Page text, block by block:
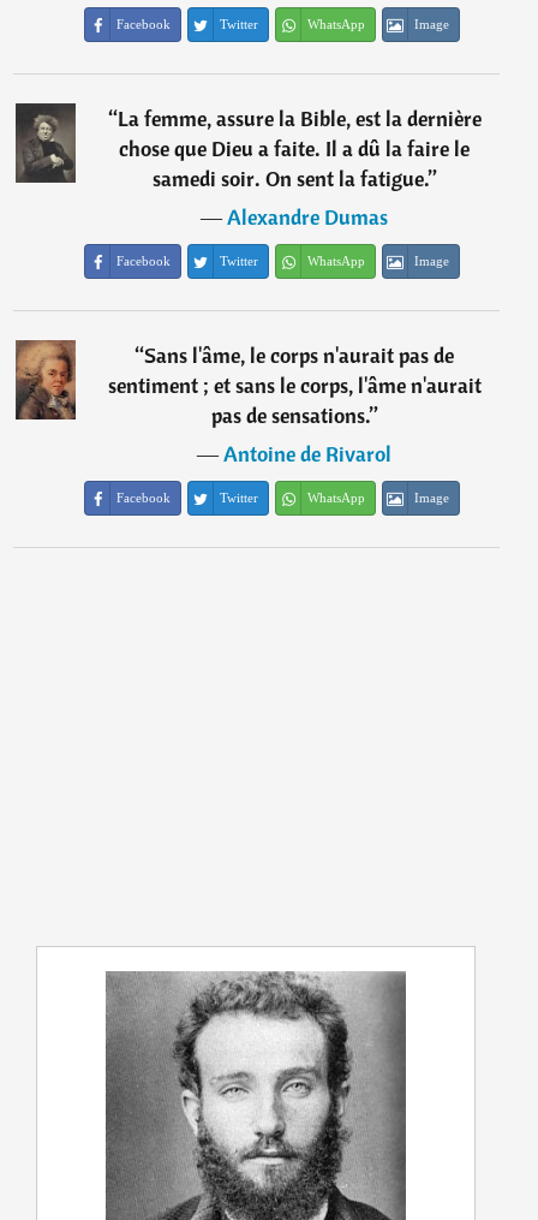
Facebook Twitter WhatsApp Image
“La femme, assure la Bible, est la dernière
chose que Dieu a faite. Il a dû la faire le
samedi soir. On sent la fatigue.”
―Alexandre Dumas
Facebook Twitter WhatsApp Image
“Sans l'âme, le corps n'aurait pas de
sentiment ; et sans le corps, l'âme n'aurait
pas de sensations.”
―Antoine de Rivarol
Facebook Twitter WhatsApp Image